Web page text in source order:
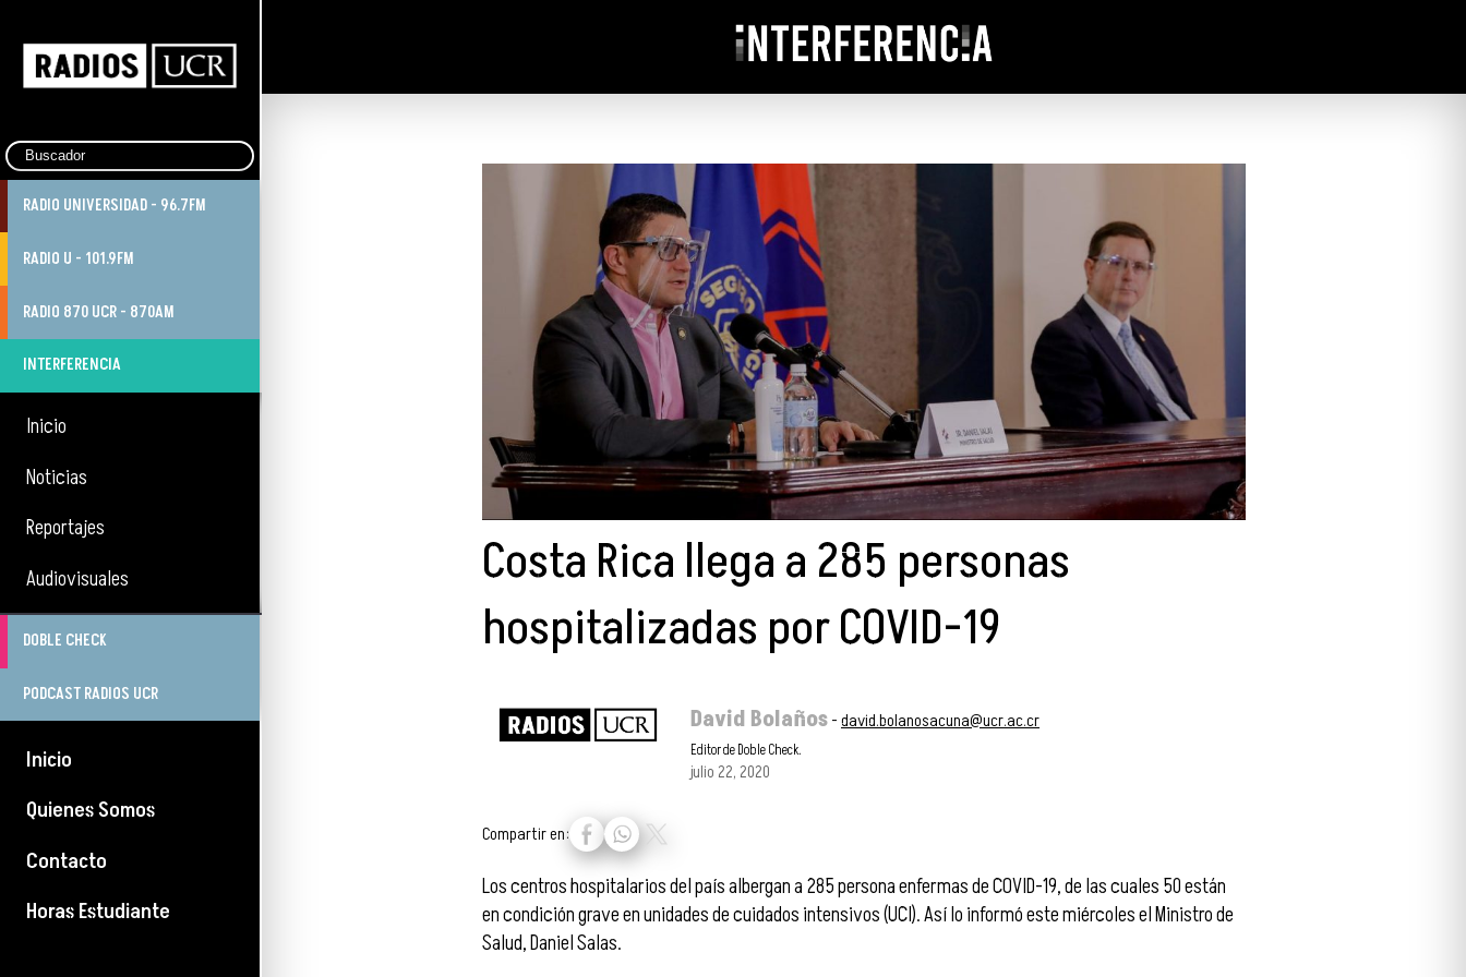
RADIO UNIVERSIDAD - 96.7FM
RADIO U - 101.9FM
RADIO 870 UCR - 870AM
INTERFERENCIA
Inicio
Noticias
Reportajes
Audiovisuales
DOBLE CHECK
PODCAST RADIOS UCR
Inicio
Quienes Somos
Contacto
Horas Estudiante
Costa Rica llega a 285 personas
hospitalizadas por COVID-19
David Bolaños-david.bolanosacuna@ucr.ac.cr
Editor de Doble Check.
julio 22, 2020
Compartir en:
Los centros hospitalarios del país albergan a 285 persona enfermas de COVID-19, de las cuales 50 están
en condición grave en unidades de cuidados intensivos (UCI). Así lo informó este miércoles el Ministro de
Salud, Daniel Salas.